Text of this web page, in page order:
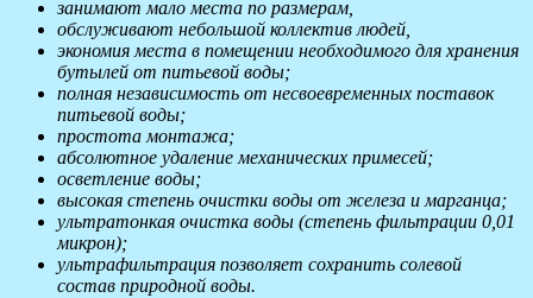
занимают мало места по размерам,
обслуживают небольшой коллектив людей,
экономия места в помещении необходимого для хранения
бутылей от питьевой воды;
полная независимость от несвоевременных поставок
питьевой воды;
простота монтажа;
абсолютное удаление механических примесей;
осветление воды;
высокая степень очистки воды от железа и марганца;
ультратонкая очистка воды (степень фильтрации 0,01
микрон);
ультрафильтрация позволяет сохранить солевой
состав природной воды.